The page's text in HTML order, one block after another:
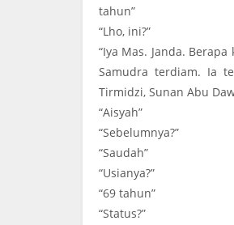
tahun”
“Lho, ini?”
“Iya Mas. Janda.
Samudra terdiam. Ia
Tirmidzi, Sunan Abu
“Aisyah”
“Sebelumnya?”
“Saudah”
“Usianya?”
“69 tahun”
“Status?”